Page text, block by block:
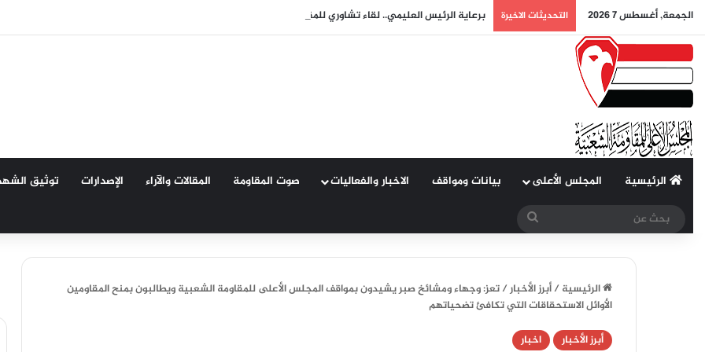
الجمعة, أغسطس 7 2026 التحديثات الاخيرة برعاية الرئيس العليمي.. لقاء تشاوري للمقاومة الشعبية بتعز يقر النفير العام وتشكيل لجان لدعم الجيش واستعادة
الرئيسية المجلس الأعلى بيانات ومواقف الاخبار والفعاليات صوت المقاومة المقالات والآراء الإصدارات توثيق
بحث
الرئيسية/أبرز الأخبار/تعز: وجهاء ومشائخ صبر يشيدون بمواقف المجلس الأعلى للمقاومة الشعبية ويطالبون بمنح المقاومين
الأوائل الاستحقاقات التي تكافئ تضحياتهم
أبرز الأخبار
اخبار